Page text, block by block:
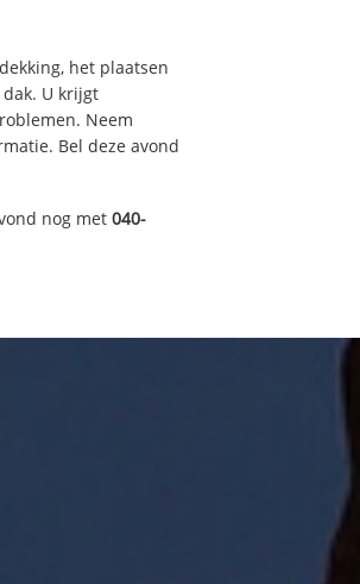
het plaatsen
U krijgt
Neem
Bel deze avond
nog met 040-